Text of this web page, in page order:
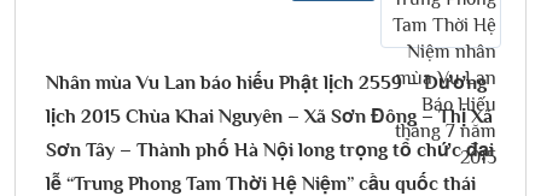
Nhân mùa Vu Lan báo hiếu Phật lịch 2559 – Dương
lịch 2015 Chùa Khai Nguyên – Xã Sơn Đông – Thị Xã
Sơn Tây – Thành phố Hà Nội long trọng tổ chức đại
lễ “Trung Phong Tam Thời Hệ Niệm” cầu quốc thái